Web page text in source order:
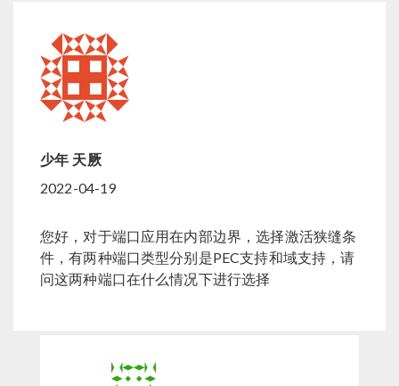
少年 天厥
2022-04-19
您好，对于端口应用在内部边界，选择激活狭缝条
件，有两种端口类型分别是PEC支持和域支持，请
问这两种端口在什么情况下进行选择